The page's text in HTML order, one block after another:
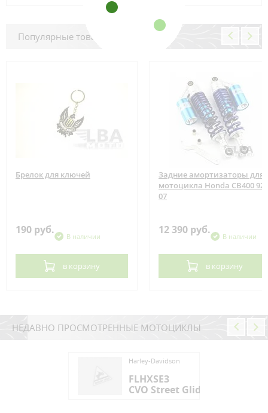
Популярные товары
Брелок для ключей
190 руб.
В наличии
в корзину
Задние амортизаторы для
мотоцикла Honda CB400 92-
07
12 390 руб.
В наличии
в корзину
НЕДАВНО ПРОСМОТРЕННЫЕ МОТОЦИКЛЫ
Harley-Davidson
FLHXSE3
CVO Street Glide